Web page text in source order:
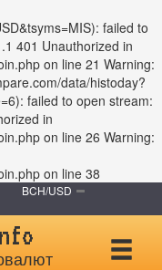
failed to
401 Unauthorized in
on line 21 Warning:
data/histoday?
failed to open stream:
in
on line 26 Warning:
on line 38
BCH/USD